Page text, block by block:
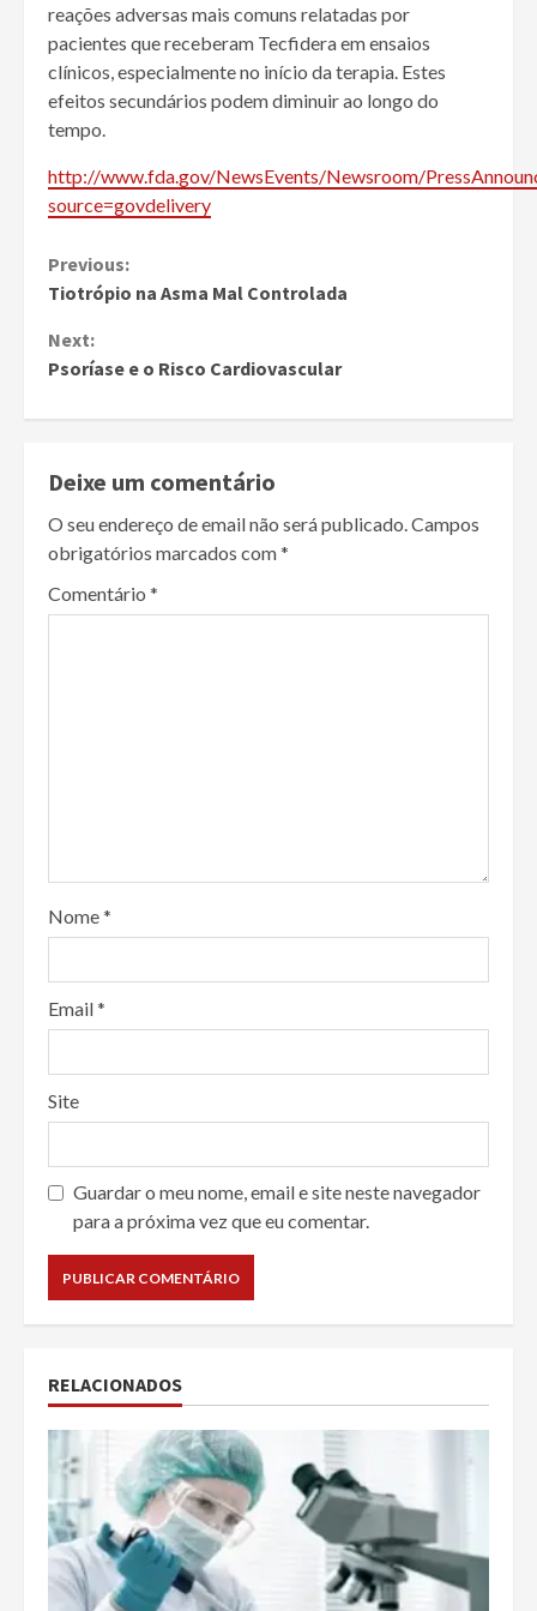
reações adversas mais comuns relatadas por
pacientes que receberam Tecfidera em ensaios
clínicos, especialmente no início da terapia. Estes
efeitos secundários podem diminuir ao longo do
tempo.
http://www.fda.gov/NewsEvents/Newsroom/
source=govdelivery
Continue
Reading
Previous:
Tiotrópio na Asma Mal Controlada
Next:
Psoríase e o Risco Cardiovascular
Deixe um comentário
O seu endereço de email não será publicado.Campos
obrigatórios marcados com*
Comentário *
Nome*
Email*
Site
Guardar o meu nome, email e site neste navegador
para a próxima vez que eu comentar.
RELACIONADOS